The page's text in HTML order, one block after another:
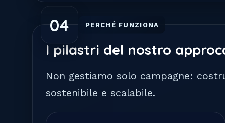
04 PERCHÉ FUNZIONA
I pilastri del nostro
Non gestiamo solo campagne:
sostenibile e scalabile.